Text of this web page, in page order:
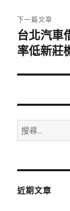
章:
下一篇文章
下
一
文
台北汽車
率低新莊
搜
尋
鍵
近期文章